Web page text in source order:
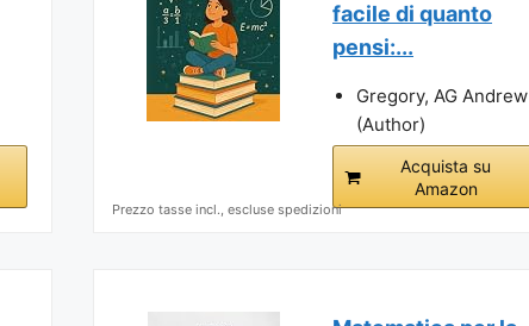
facile di quanto
pensi:...
Gregory, AG Andrew
(Author)
Acquista su
Amazon
Prezzo tasse incl., escluse spedizioni